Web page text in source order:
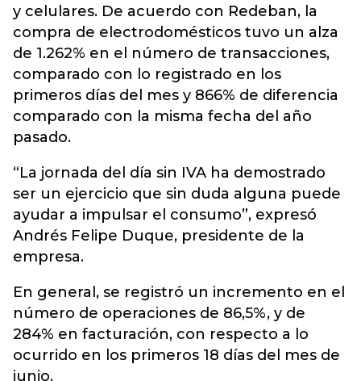
y celulares. De acuerdo con Redeban, la
compra de electrodomésticos tuvo un alza
de 1.262% en el número de transacciones,
comparado con lo registrado en los
primeros días del mes y 866% de diferencia
comparado con la misma fecha del año
pasado.
“La jornada del día sin IVA ha demostrado
ser un ejercicio que sin duda alguna puede
ayudar a impulsar el consumo”, expresó
Andrés Felipe Duque, presidente de la
empresa.
En general, se registró un incremento en el
número de operaciones de 86,5%, y de
284% en facturación, con respecto a lo
ocurrido en los primeros 18 días del mes de
junio.